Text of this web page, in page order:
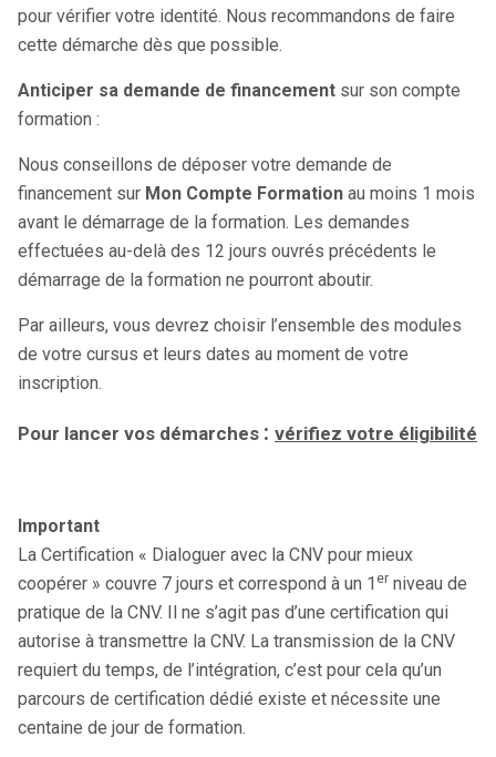
pour vérifier votre identité. Nous recommandons de faire
cette démarche dès que possible.
Anticiper sa demande de financement sur son compte
formation :
Nous conseillons de déposer votre demande de
financement sur Mon Compte Formation au moins 1 mois
avant le démarrage de la formation. Les demandes
effectuées au-delà des 12 jours ouvrés précédents le
démarrage de la formation ne pourront aboutir.
Par ailleurs, vous devrez choisir l’ensemble des modules
de votre cursus et leurs dates au moment de votre
inscription.
Pour lancer vos démarches : vérifiez votre éligibilité
Important
La Certification « Dialoguer avec la CNV pour mieux
coopérer » couvre 7 jours et correspond à un 1 er niveau de
pratique de la CNV. Il ne s’agit pas d’une certification qui
autorise à transmettre la CNV. La transmission de la CNV
requiert du temps, de l’intégration, c’est pour cela qu’un
parcours de certification dédié existe et nécessite une
centaine de jour de formation.